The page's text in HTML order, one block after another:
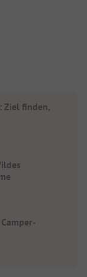
Ziel finden,